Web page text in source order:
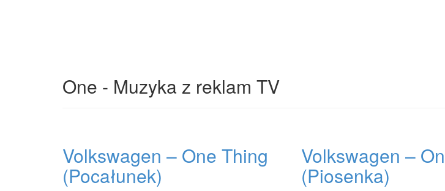
One - Muzyka z reklam TV
Volkswagen – One Thing
(Pocałunek)
Volkswagen –
(Piosenka)